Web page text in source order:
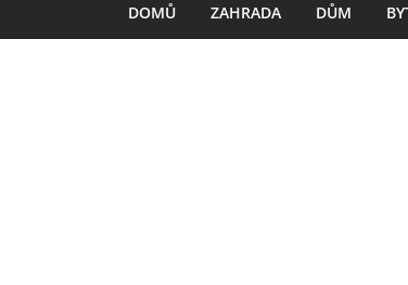
DOMŮ ZAHRADA DŮM